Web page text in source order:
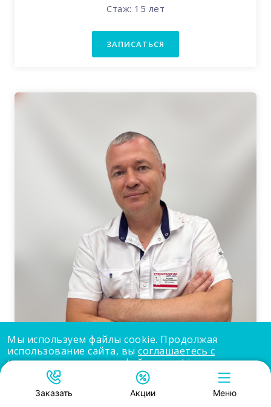
Стаж: 15 лет
ЗАПИСАТЬСЯ
Касьянов Эдуард Анатольевич
Стоматолог-терапевт, Стоматолог-ортопед
Стоматолог-хирург
Стаж: 23 года
Мы используем файлы cookie. Продолжая
использование сайта, вы соглашаетесь с
использованием нами файлов cookie.
Принять
Заказать Акции Меню